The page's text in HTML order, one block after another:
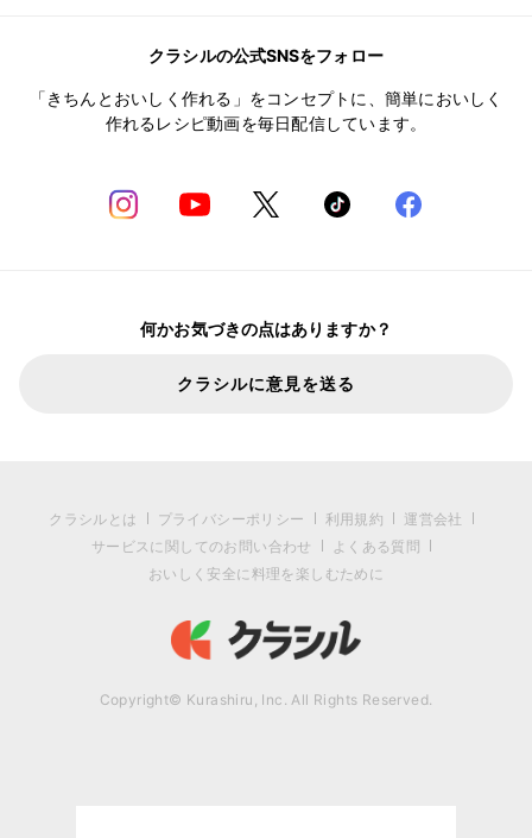
クラシルの公式SNSをフォロー
「きちんとおいしく作れる」をコンセプトに、簡単においしく
作れるレシピ動画を毎日配信しています。
何かお気づきの点はありますか？
クラシルに意見を送る
クラシルとは プライバシーポリシー 利用規約
運営会社
サービスに関してのお問い合わせ
よくある質問
おいしく安全に料理を楽しむために
Copyright© Kurashiru, Inc. All Rights Reserved.